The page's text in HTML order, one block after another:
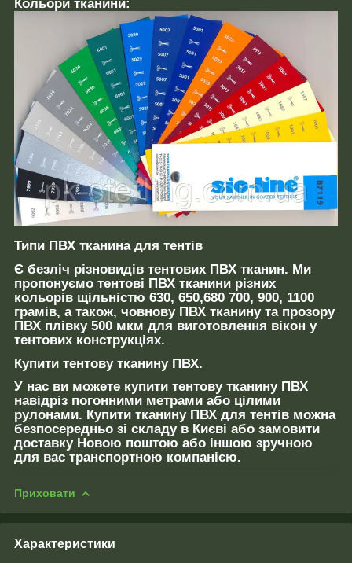
Кольори тканини:
Типи ПВХ тканина для тентів
Є безліч різновидів тентових ПВХ тканин. Ми
пропонуємо тентові ПВХ тканини різних
кольорів щільністю 630, 650,680 700, 900, 1100
грамів, а також, човнову ПВХ тканину та прозору
ПВХ плівку 500 мкм для виготовлення вікон у
тентових конструкціях.
Купити тентову тканину ПВХ.
У нас ви можете купити тентову тканину ПВХ
навідріз погонними метрами або цілими
рулонами. Купити тканину ПВХ для тентів можна
безпосередньо зі складу в Києві або замовити
доставку Новою поштою або іншою зручною
для вас транспортною компанією.
Приховати
Характеристики